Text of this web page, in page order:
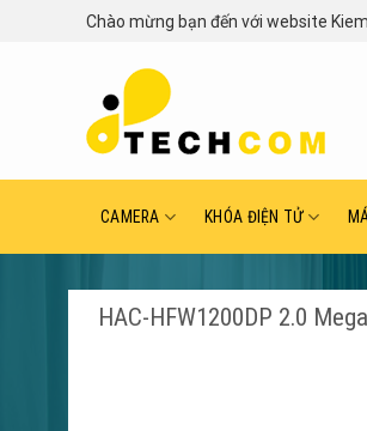
Chào mừng bạn đến với website
CAMERA KHÓA ĐIỆN TỬ
HAC-HFW1200DP 2.0